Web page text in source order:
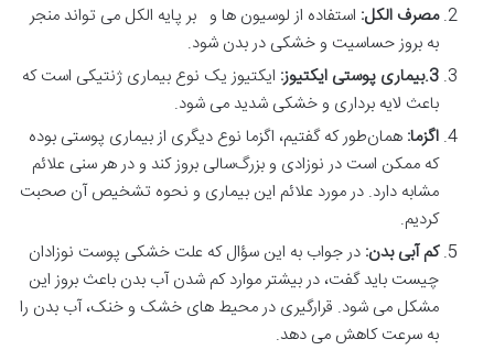
مصرف الکل: استفاده از لوسیون ها و بر پایه الکل می تواند منجر
به بروز حساسیت و خشکی در بدن شود.
3. بیماری پوستی ایکتیوز: ایکتیوز یک نوع بیماری ژنتیکی است که
باعث لایه برداری و خشکی شدید می شود.
اگزما: همان‌طور که گفتیم، اگزما نوع دیگری از بیماری پوستی بوده
که ممکن است در نوزادی و بزرگ‌سالی بروز کند و در هر سنی علائم
مشابه دارد. در مورد علائم این بیماری و نحوه تشخیص آن صحبت
کردیم.
کم آبی بدن: در جواب به این سؤال که علت خشکی پوست نوزادان
چیست باید گفت، در بیشتر موارد کم شدن آب بدن باعث بروز این
مشکل می شود. قرارگیری در محیط های خشک و خنک، آب بدن را
به سرعت کاهش می دهد.